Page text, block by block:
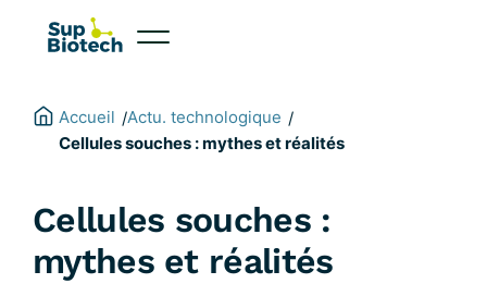
Accueil /Actu. technologique /
Cellules souches : mythes et réalités
Cellules souches :
mythes et réalités